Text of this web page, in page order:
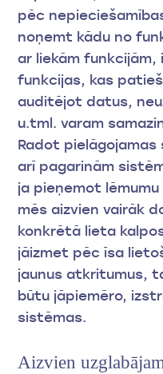
pēc
noņemt kādu no
ar liekām
funkcijas, kas
auditējot datus,
u.tml. varam
Radot
arī pagarinām
ja pieņemot
mēs aizvien vairāk
konkrētā lieta
jāizmet pēc īsa
jaunus atkritumus,
būtu jāpiemēro,
sistēmas.
Aizvien